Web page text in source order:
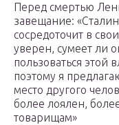
Перед смертью
завещание:
сосредоточит в
уверен, сумеет ли
пользоваться этой
поэтому я
место другого
более лоялен,
товарищам»